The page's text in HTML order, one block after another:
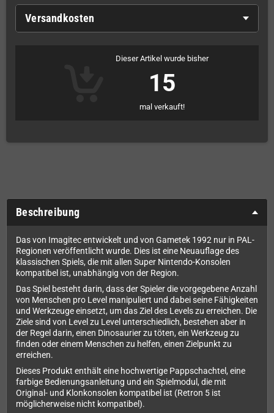
Versandkosten
Dieser Artikel wurde bisher
15
mal verkauft!
Beschreibung
Das von Imagitec entwickelt und von Gametek 1992 nur in PAL-
Regionen veröffentlicht wurde. Dies ist eine Neuauflage des
klassischen Spiels, die mit allen Super Nintendo-Konsolen
kompatibel ist, unabhängig von der Region.
Das Spiel besteht darin, dass der Spieler die vorgegebene Anzahl
von Menschen pro Level manipuliert und dabei seine Fähigkeiten
und Werkzeuge einsetzt, um das Ziel des Levels zu erreichen. Die
Ziele sind von Level zu Level unterschiedlich, bestehen aber in
der Regel darin, einen Dinosaurier zu töten, ein Werkzeug zu
finden oder einem Menschen zu helfen, einen Zielpunkt zu
erreichen.
Dieses Produkt enthält eine hochwertige Pappschachtel, eine
farbige Bedienungsanleitung und ein Spielmodul, die mit
Original- und Klonkonsolen kompatibel ist (Retron 5 ist
möglicherweise nicht kompatibel).